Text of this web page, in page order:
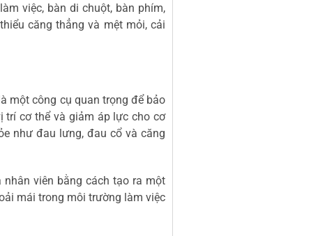
việc, bàn di chuột, bàn phím,
căng thẳng và mệt mỏi, cải
một công cụ quan trọng để bảo
trí cơ thể và giảm áp lực cho cơ
như đau lưng, đau cổ và căng
viên bằng cách tạo ra một
mái trong môi trường làm việc